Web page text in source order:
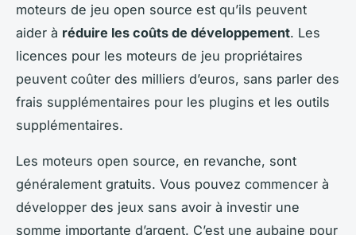
moteurs de jeu open source est qu’ils peuvent
aider à réduire les coûts de développement. Les
licences pour les moteurs de jeu propriétaires
peuvent coûter des milliers d’euros, sans parler des
frais supplémentaires pour les plugins et les outils
supplémentaires.
Les moteurs open source, en revanche, sont
généralement gratuits. Vous pouvez commencer à
développer des jeux sans avoir à investir une
somme importante d’argent. C’est une aubaine pour